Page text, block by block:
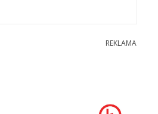
REKLAMA